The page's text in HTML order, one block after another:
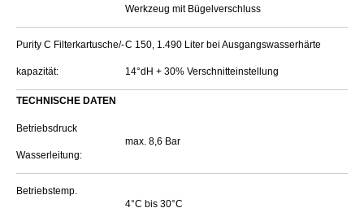
Werkzeug mit Bügelverschluss
Purity C Filterkartusche/-
kapazität:
C 150, 1.490 Liter bei Ausgangswasserhärte
14°dH + 30% Verschnitteinstellung
TECHNISCHE DATEN
Betriebsdruck
Wasserleitung:
max. 8,6 Bar
Betriebstemp.
4°C bis 30°C